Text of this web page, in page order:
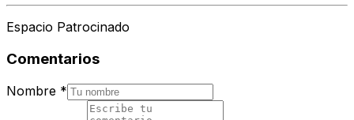
Espacio Patrocinado
Comentarios
Nombre *